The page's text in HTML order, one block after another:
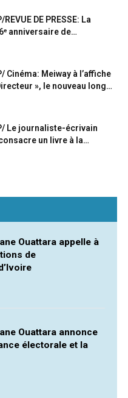
DE PRESSE: La
anniversaire de
la Une des quotidiens
Cinéma: Meiway à l’affiche
», le nouveau long
Le journaliste-écrivain
un livre à la
Gaston Ouassénan Koné
Ouattara appelle à
de
Ouattara annonce
électorale et la